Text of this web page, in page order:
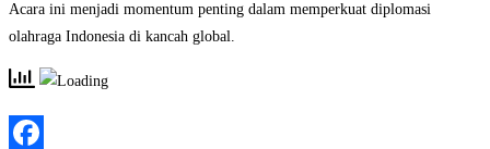
Acara ini menjadi momentum penting dalam memperkuat diplomasi
olahraga Indonesia di kancah global.